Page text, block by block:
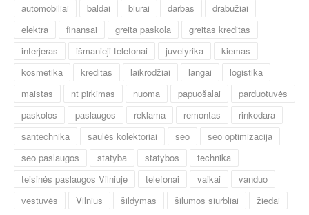
automobiliai baldai biurai darbas
drabužiai
elektra
finansai greita paskola
greitas kreditas
interjeras
išmanieji telefonai juvelyrika
kiemas
kosmetika
kreditas laikrodžiai langai
logistika
maistas
nt pirkimas nuoma papuošalai
parduotuvės
paskolos
paslaugos reklama remontas
rinkodara
santechnika
saulės kolektoriai seo
seo optimizacija
seo paslaugos
statyba statybos
technika
teisinės paslaugos Vilniuje
telefonai vaikai
vanduo
vestuvės
Vilnius šildymas šilumos siurbliai žiedai